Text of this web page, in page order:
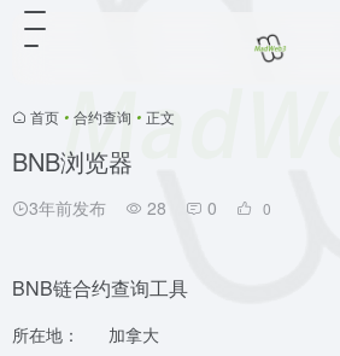
首页 • 合约查询 • 正文
BNB浏览器
3年前发布 28 0 0
BNB链合约查询工具
所在地：
加拿大